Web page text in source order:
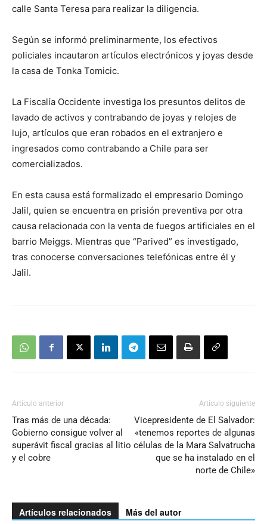
calle Santa Teresa para realizar la diligencia.
Según se informó preliminarmente, los efectivos
policiales incautaron artículos electrónicos y joyas desde
la casa de Tonka Tomicic.
La Fiscalía Occidente investiga los presuntos delitos de
lavado de activos y contrabando de joyas y relojes de
lujo, artículos que eran robados en el extranjero e
ingresados como contrabando a Chile para ser
comercializados.
En esta causa está formalizado el empresario Domingo
Jalil, quien se encuentra en prisión preventiva por otra
causa relacionada con la venta de fuegos artificiales en el
barrio Meiggs. Mientras que “Parived” es investigado,
tras conocerse conversaciones telefónicas entre él y
Jalil.
Artículo anterior
Tras más de una década:
Gobierno consigue volver al
superávit fiscal gracias al litio
y el cobre
Artículo siguiente
Vicepresidente de El Salvador:
«tenemos reportes de algunas
células de la Mara Salvatrucha
que se ha instalado en el
norte de Chile»
Artículos relacionados Más del autor